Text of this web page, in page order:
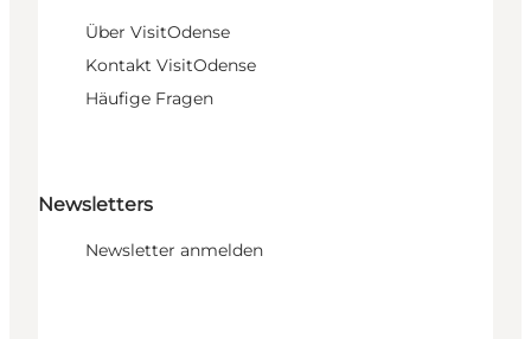
Über VisitOdense
Kontakt VisitOdense
Häufige Fragen
Newsletters
Newsletter anmelden